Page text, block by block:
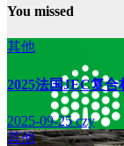
You missed
其他
2025法国JEC复合
2025-09-25czy
其他